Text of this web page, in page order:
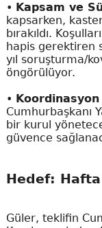
• Kapsam ve
kapsarken,
bırakıldı.
hapis gerektiren
yıl soruşturma/
öngörülüyor.
•
Cumhurbaşkanı
bir kurul
güvence
Hedef:
Güler, teklifin